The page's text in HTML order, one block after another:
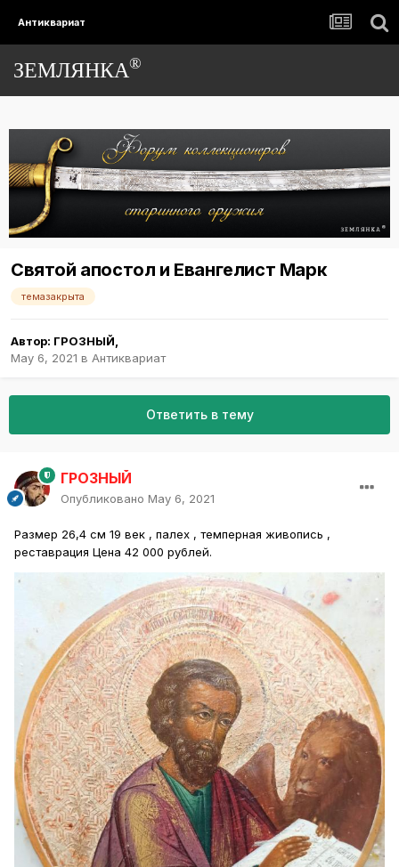
Антиквариат
ЗЕМЛЯНКА®
Святой апостол и Евангелист Марк
темазакрыта
Автор: ГРОЗНЫЙ
May 6, 2021 в Антиквариат
Ответить в тему
ГРОЗНЫЙ
Опубликовано May 6, 2021
Размер 26,4 см 19 век , палех , темперная живопись ,
реставрация Цена 42 000 рублей.